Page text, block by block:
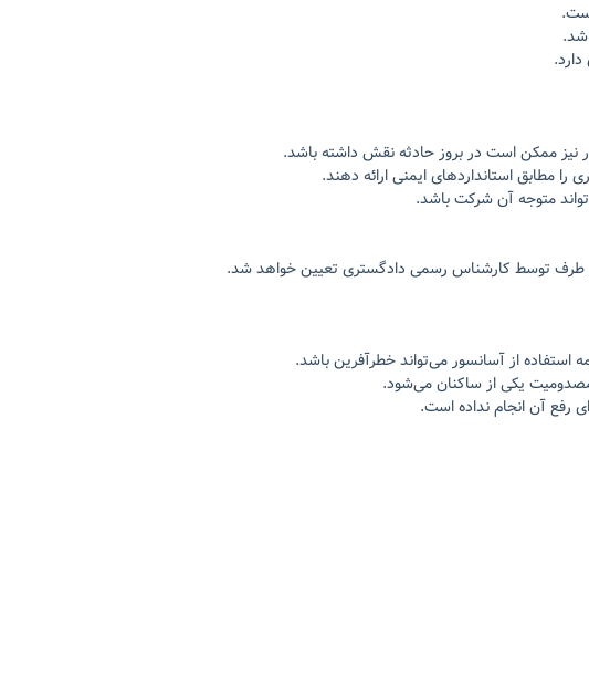
ممکن است در بروز حادثه نقش داشته باشد.
استانداردهای ایمنی ارائه دهند.
متوجه آن شرکت باشد.
طرف توسط کارشناس رسمی دادگستری تعیین خواهد شد.
از آسانسور می‌تواند خطرآفرین باشد.
مصدومیت یکی از ساکنان می‌شود.
رفع آن انجام نداده است.